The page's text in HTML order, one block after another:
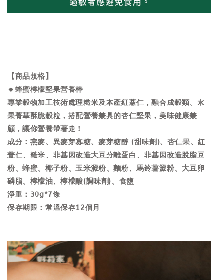
【商品規格】
🔸蜂蜜檸檬堅果營養棒
專業穀物加工技術處理糙米及本產紅薏仁，融合成穀類、水
果菁華酥脆穀粒，搭配營養兼具的杏仁堅果，美味健康兼
顧，讓你營養帶著走！
成分：燕麥、異麥芽寡糖、麥芽糖醇 (甜味劑)、杏仁果、紅
薏仁、糙米、非基因改造大豆分離蛋白、非基因改造脫脂豆
粉、蜂蜜、椰子粉、玉米澱粉、麵粉、馬鈴薯澱粉、大豆卵
磷脂、檸檬油、檸檬酸(調味劑)、食鹽
淨重：30g*7條
保存期限：常溫保存12個月